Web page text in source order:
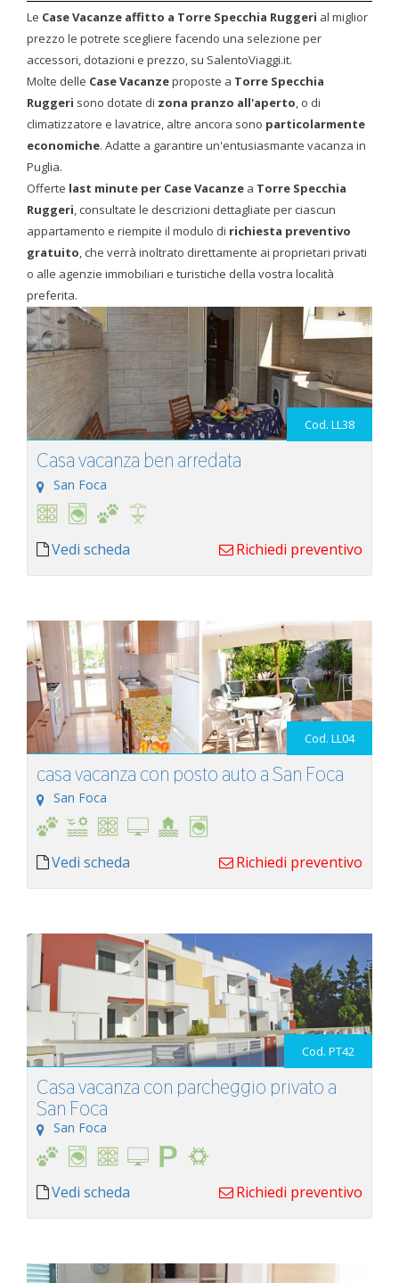
Le Case Vacanze affitto a Torre Specchia Ruggeri al miglior
prezzo le potrete scegliere facendo una selezione per
accessori, dotazioni e prezzo, su SalentoViaggi.it.
Molte delle Case Vacanzeproposte a Torre Specchia
Ruggeri sono dotate di zona pranzo all'aperto, o di
climatizzatore e lavatrice, altre ancora sono particolarmente
economiche. Adatte a garantire un'entusiasmante vacanza in
Puglia.
Offerte last minute per Case Vacanze a Torre Specchia
Ruggeri, consultate le descrizioni dettagliate per ciascun
appartamento e riempite il modulo di richiesta preventivo
gratuito, che verrà inoltrato direttamente ai proprietari privati
o alle agenzie immobiliari e turistiche della vostra località
preferita.
Cod. LL38
Casa vacanza ben arredata
San Foca
Vedi scheda Richiedi preventivo
Cod. LL04
casa vacanza con posto auto a San Foca
San Foca
Vedi scheda Richiedi preventivo
Cod. PT42
Casa vacanza con parcheggio privato a
San Foca
San Foca
Vedi scheda Richiedi preventivo